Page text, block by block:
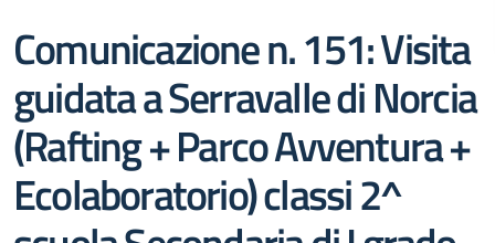
Comunicazione n. 151: Visita
guidata a Serravalle di Norcia
(Rafting + Parco Avventura +
Ecolaboratorio) classi 2^